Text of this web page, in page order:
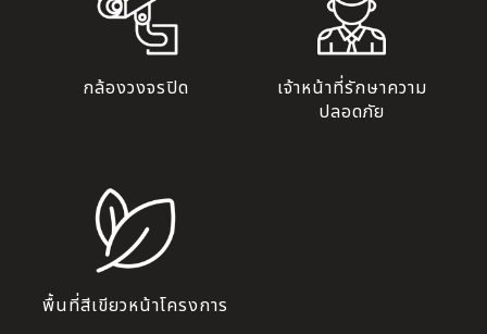
กล้องวงจรปิด
เจ้าหน้าที่รักษาความ
ปลอดภัย
พื้นที่สีเขียวหน้าโครงการ